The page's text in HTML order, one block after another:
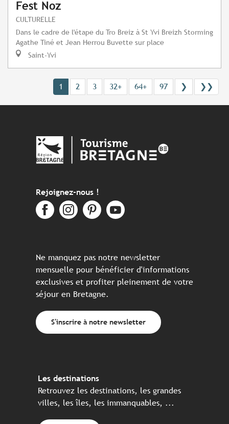
Fest Noz
CULTURELLE
Dans le cadre de l'étape du Tro Breiz à St Yvi Breizh Storming
Agathe Tiné et Jean Herrou Buvette sur place
Saint-Yvi
1 2 3 32+ 64+ 97 ❯ ❯❯
Rejoignez-nous !
Ne manquez pas notre newsletter
mensuelle pour bénéficier d'informations
exclusives et profiter pleinement de votre
séjour en Bretagne.
S'inscrire à notre newsletter
Les destinations
Retrouvez les destinations, les grandes
villes, les îles, les immanquables, ...